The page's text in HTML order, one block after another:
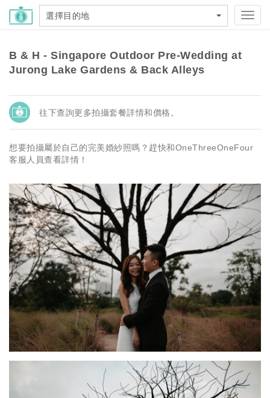
選擇目的地
B & H - Singapore Outdoor Pre-Wedding at
Jurong Lake Gardens & Back Alleys
往下查詢更多拍攝套餐詳情和價格。
想要拍攝屬於自己的完美婚紗照嗎？趕快和OneThreeOneFour
客服人員查看詳情！